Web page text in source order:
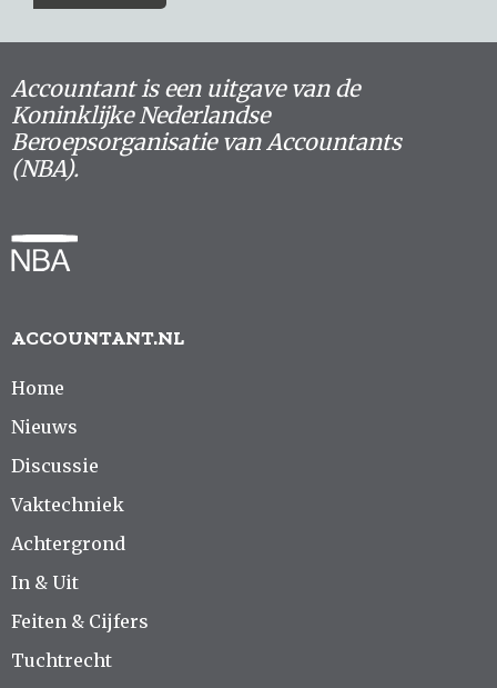
Accountant is een uitgave van de
Koninklijke Nederlandse
Beroepsorganisatie van Accountants
(NBA).
ACCOUNTANT.NL
Home
Nieuws
Discussie
Vaktechniek
Achtergrond
In & Uit
Feiten & Cijfers
Tuchtrecht